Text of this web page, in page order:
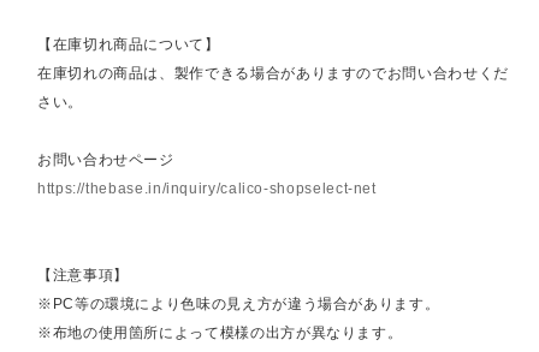
【在庫切れ商品について】
在庫切れの商品は、製作できる場合がありますのでお問い合わせくだ
さい。
お問い合わせページ
https://thebase.in/inquiry/calico-shopselect-net
【注意事項】
※PC等の環境により色味の見え方が違う場合があります。
※布地の使用箇所によって模様の出方が異なります。